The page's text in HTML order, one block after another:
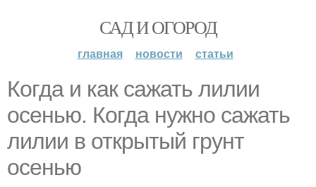
САД И ОГОРОД
главная новости статьи
Когда и как сажать лилии
осенью. Когда нужно сажать
лилии в открытый грунт
осенью